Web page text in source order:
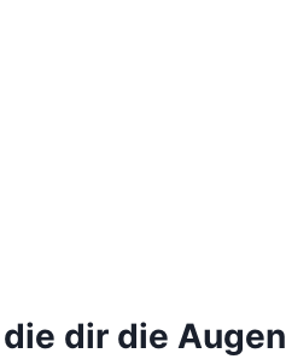
dir die Augen